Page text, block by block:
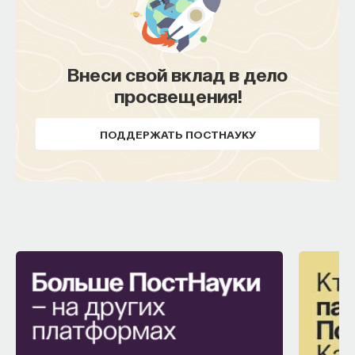
Внеси свой вклад в дело
просвещения!
ПОДДЕРЖАТЬ ПОСТНАУКУ